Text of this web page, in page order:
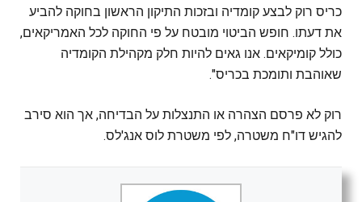
כריס רוק לבצע קומדיה ובזכות התיקון הראשון בחוקה להביע
את דעתו. חופש הביטוי מובטח על פי החוקה לכל האמריקאים,
כולל קומיקאים. אנו גאים להיות חלק מקהילת הקומדיה
שאוהבת ותומכת בכריס".
רוק לא פרסם הצהרה או התנצלות על הבדיחה, אך הוא סירב
להגיש דו"ח משטרה, לפי משטרת לוס אנג'לס.